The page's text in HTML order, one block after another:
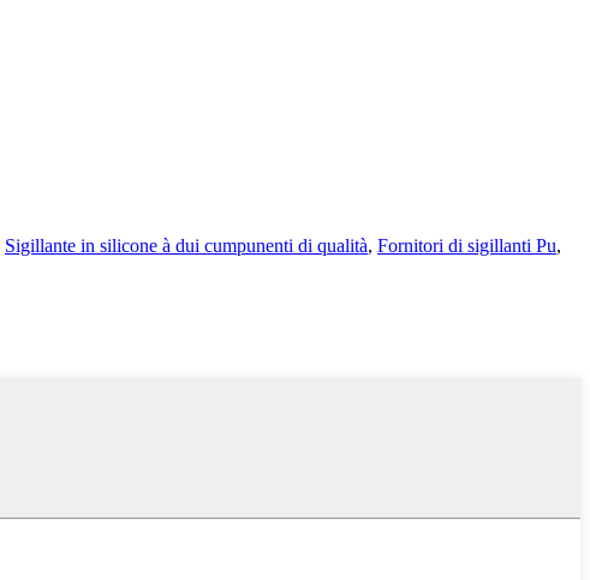
Sigillante in silicone à dui cumpunenti di qualità, Fornitori di sigillanti Pu,